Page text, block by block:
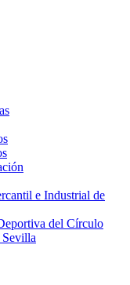
e Industrial de
del Círculo